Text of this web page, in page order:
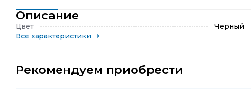
Описание
Цвет Черный
Все характеристики
Рекомендуем приобрести